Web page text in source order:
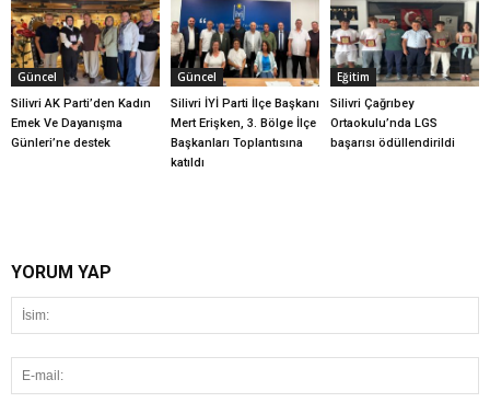
Güncel
Silivri AK Parti’den Kadın
Emek Ve Dayanışma
Günleri’ne destek
Güncel
Silivri İYİ Parti İlçe Başkanı
Mert Erişken, 3. Bölge İlçe
Başkanları Toplantısına
katıldı
Eğitim
Silivri Çağrıbey
Ortaokulu’nda LGS
başarısı ödüllendirildi
YORUM YAP